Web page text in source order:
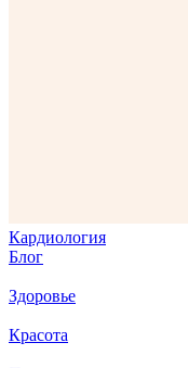
Кардиология
Блог
Здоровье
Красота